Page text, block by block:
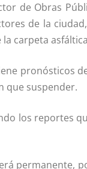
de Obras
de la
carpeta
pronósticos
que suspender.
los reportes
permanente,